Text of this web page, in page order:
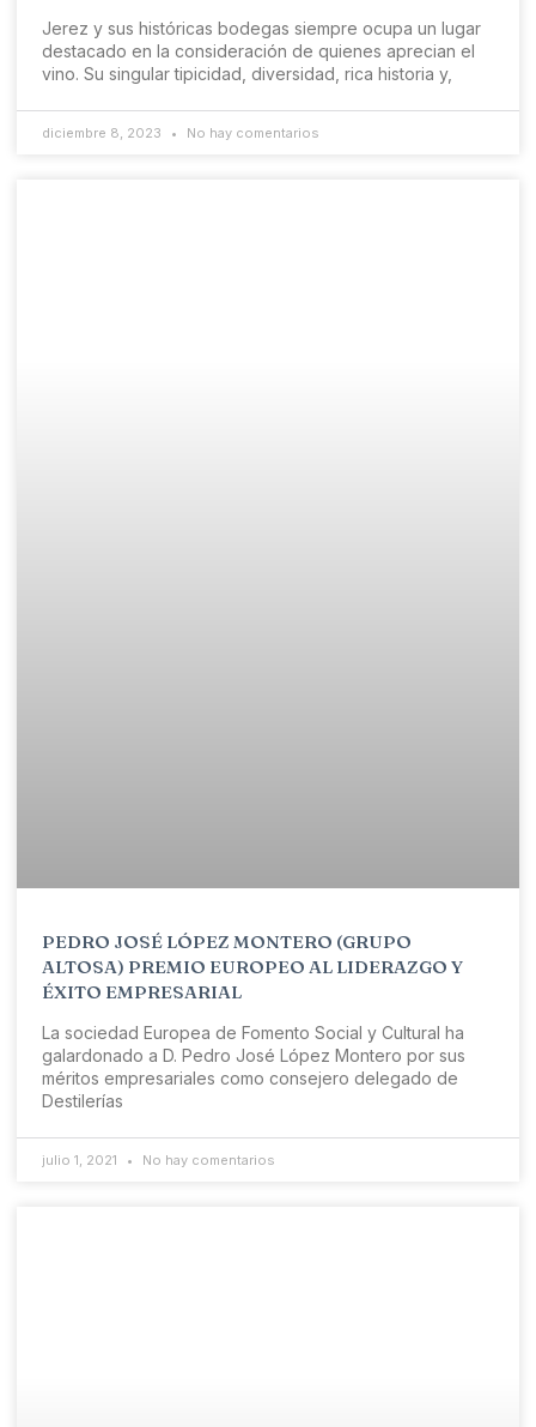
Jerez y sus históricas bodegas siempre ocupa un lugar
destacado en la consideración de quienes aprecian el
vino. Su singular tipicidad, diversidad, rica historia y,
diciembre 8, 2023 No hay comentarios
PEDRO JOSÉ LÓPEZ MONTERO (GRUPO
ALTOSA) PREMIO EUROPEO AL LIDERAZGO Y
ÉXITO EMPRESARIAL
La sociedad Europea de Fomento Social y Cultural ha
galardonado a D. Pedro José López Montero por sus
méritos empresariales como consejero delegado de
Destilerías
julio 1, 2021 No hay comentarios